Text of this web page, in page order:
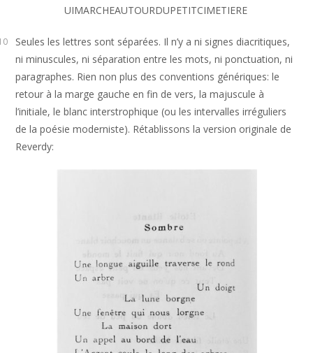
UIMARCHEAUTOURDUPETITCIMETIERE
Seules les lettres sont séparées. Il n’y a ni signes diacritiques,
ni minuscules, ni séparation entre les mots, ni ponctuation, ni
paragraphes. Rien non plus des conventions génériques: le
retour à la marge gauche en fin de vers, la majuscule à
l’initiale, le blanc interstrophique (ou les intervalles irréguliers
de la poésie moderniste). Rétablissons la version originale de
Reverdy: